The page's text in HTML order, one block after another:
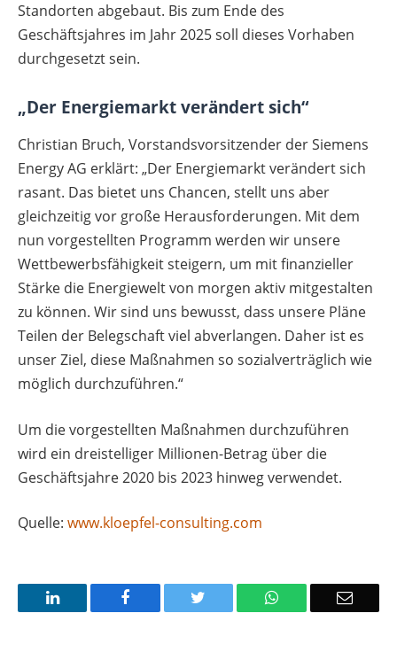
Standorten abgebaut. Bis zum Ende des
Geschäftsjahres im Jahr 2025 soll dieses Vorhaben
durchgesetzt sein.
„Der Energiemarkt verändert sich“
Christian Bruch, Vorstandsvorsitzender der Siemens
Energy AG erklärt: „Der Energiemarkt verändert sich
rasant. Das bietet uns Chancen, stellt uns aber
gleichzeitig vor große Herausforderungen. Mit dem
nun vorgestellten Programm werden wir unsere
Wettbewerbsfähigkeit steigern, um mit finanzieller
Stärke die Energiewelt von morgen aktiv mitgestalten
zu können. Wir sind uns bewusst, dass unsere Pläne
Teilen der Belegschaft viel abverlangen. Daher ist es
unser Ziel, diese Maßnahmen so sozialverträglich wie
möglich durchzuführen.“
Um die vorgestellten Maßnahmen durchzuführen
wird ein dreistelliger Millionen-Betrag über die
Geschäftsjahre 2020 bis 2023 hinweg verwendet.
Quelle: www.kloepfel-consulting.com
LinkedIn Facebook WhatsApp Email